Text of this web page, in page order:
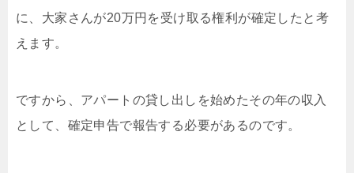
に、大家さんが20万円を受け取る権利が確定したと考
えます。
ですから、アパートの貸し出しを始めたその年の収入
として、確定申告で報告する必要があるのです。